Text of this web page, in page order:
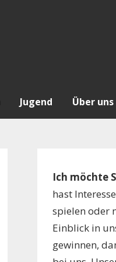
Jugend Über uns
Ich möchte
hast
spielen oder
Einblick in
gewinnen,